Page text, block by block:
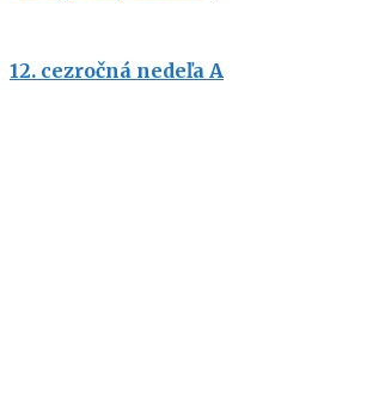
12. cezročná nedeľa A